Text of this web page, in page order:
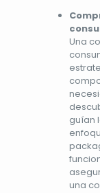
Una
guían
una